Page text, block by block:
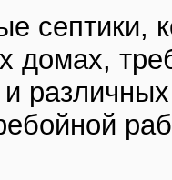
септики,
домах,